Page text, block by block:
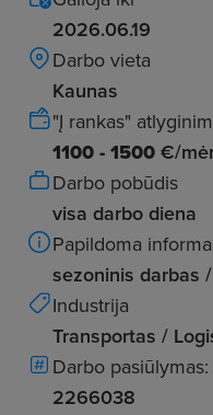
2026.06.19
Darbo vieta
Kaunas
"Į rankas"
1100 - 1500 €/
Darbo pobūdis
visa darbo diena
Papildoma
sezoninis darbas
Industrija
Transportas /
Darbo pasiūlymas:
2266038